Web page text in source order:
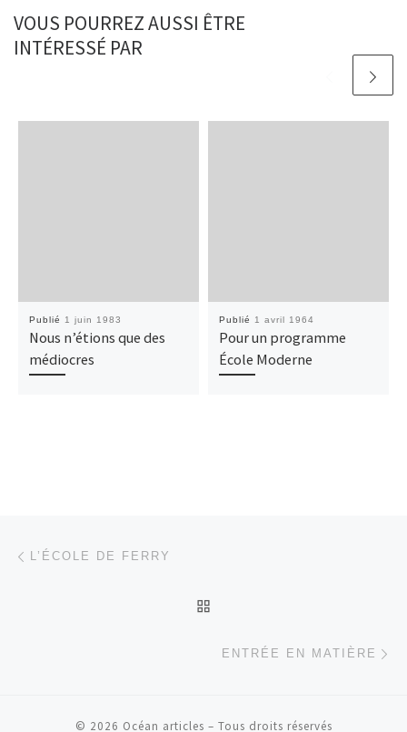
VOUS POURREZ AUSSI ÊTRE
INTÉRESSÉ PAR
Publié 1 juin 1983
Nous n’étions que des
médiocres
Publié 1 avril 1964
Pour un programme
École Moderne
Parcourir les articles
L’ÉCOLE DE FERRY
ENTRÉE EN MATIÈRE
© 2026 Océan articles – Tous droits réservés